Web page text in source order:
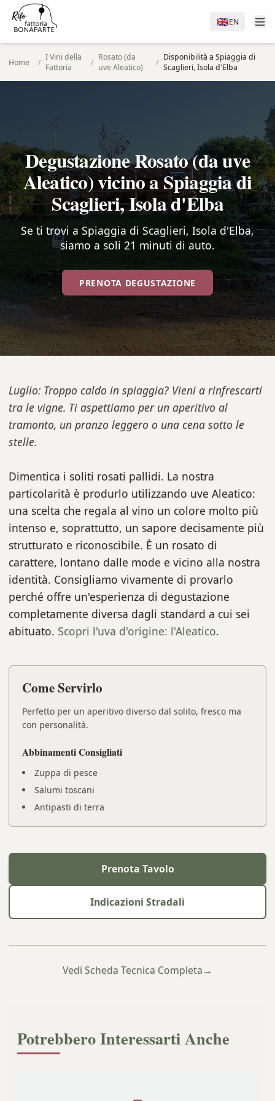
🇬🇧EN
Home / I Vini della
Fattoria
/ Rosato (da
uve Aleatico)
/ Disponibilità a Spiaggia di
Scaglieri, Isola d'Elba
Degustazione Rosato (da uve
Aleatico) vicino a Spiaggia di
Scaglieri, Isola d'Elba
Se ti trovi a Spiaggia di Scaglieri, Isola d'Elba,
siamo a soli 21 minuti di auto.
PRENOTA DEGUSTAZIONE
Luglio: Troppo caldo in spiaggia? Vieni a rinfrescarti
tra le vigne. Ti aspettiamo per un aperitivo al
tramonto, un pranzo leggero o una cena sotto le
stelle.
Dimentica i soliti rosati pallidi. La nostra
particolarità è produrlo utilizzando uve Aleatico:
una scelta che regala al vino un colore molto più
intenso e, soprattutto, un sapore decisamente più
strutturato e riconoscibile. È un rosato di
carattere, lontano dalle mode e vicino alla nostra
identità. Consigliamo vivamente di provarlo
perché offre un'esperienza di degustazione
completamente diversa dagli standard a cui sei
abituato. Scopri l'uva d'origine: l'Aleatico.
Come Servirlo
Perfetto per un aperitivo diverso dal solito, fresco ma
con personalità.
Abbinamenti Consigliati
Zuppa di pesce
Salumi toscani
Antipasti di terra
Prenota Tavolo
Indicazioni Stradali
Vedi Scheda Tecnica Completa→
Potrebbero Interessarti Anche